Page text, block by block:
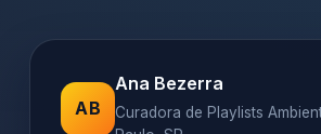
AB
Ana Bezerra
Curadora de Playlists